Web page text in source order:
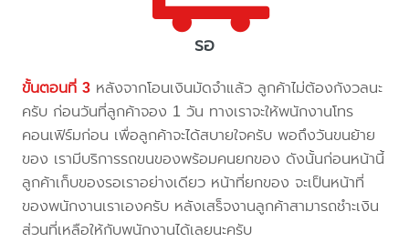
รอ
ขั้นตอนที่ 3 หลังจากโอนเงินมัดจำแล้ว ลูกค้าไม่ต้องกังวลนะ
ครับ ก่อนวันที่ลูกค้าจอง 1 วัน ทางเราจะให้พนักงานโทร
คอนเฟิร์มก่อน เพื่อลูกค้าจะได้สบายใจครับ พอถึงวันขนย้าย
ของ เรามีบริการรถขนของพร้อมคนยกของ ดังนั้นก่อนหน้านี้
ลูกค้าเก็บของรอเราอย่างเดียว หน้าที่ยกของ จะเป็นหน้าที่
ของพนักงานเราเองครับ หลังเสร็จงานลูกค้าสามารถชำะเงิน
ส่วนที่เหลือให้กับพนักงานได้เลยนะครับ